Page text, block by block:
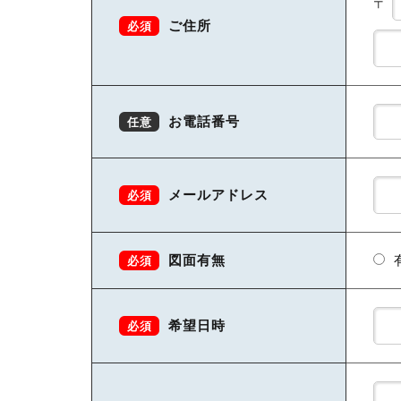
必須 ご住所
任意 お電話番号
必須 メールアドレス
必須 図面有無
必須 希望日時